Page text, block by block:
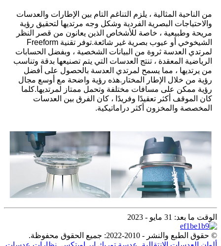
من الناحية المثالية ، يلزم التناغم التام بين الإطارات والعدسات
والاحتياجات البصرية الفردية وشكل وجه مرتديها لتحقيق رؤية
مريحة وطبيعية ، خاصة للأشخاص الذين يعانون من قصر النظر
الشيخوخي أو عيوب بصرية غير شائعة.توفر تقنية Freeform
لمرتدي العدسة ثروة من البيانات الشخصية ، وبفضل الحسابات
الرياضية المعقدة ، تنتج العدسات التي يتم تصنيعها بدقة وتناسب
من يرتديها ، مما يسمح لمرتدي العدسة بالحصول على أفضل
رؤية من خلال الإطار المختار.هذه رؤية واضحة مع أوسع مجال
رؤية ممكن على مسافات مختلفة وتحمل ممتاز لمرتديها.كلما
كان الموقف أكثر تعقيدًا وفريدًا ، كان الفرق بين العدسات
المخصصة والمخزون أكثر دراماتيكية.
الوقت ما بعد: 31 مايو - 2023
© حقوق الطبع والنشر - 2010-2022: جميع الحقوق محفوظة.